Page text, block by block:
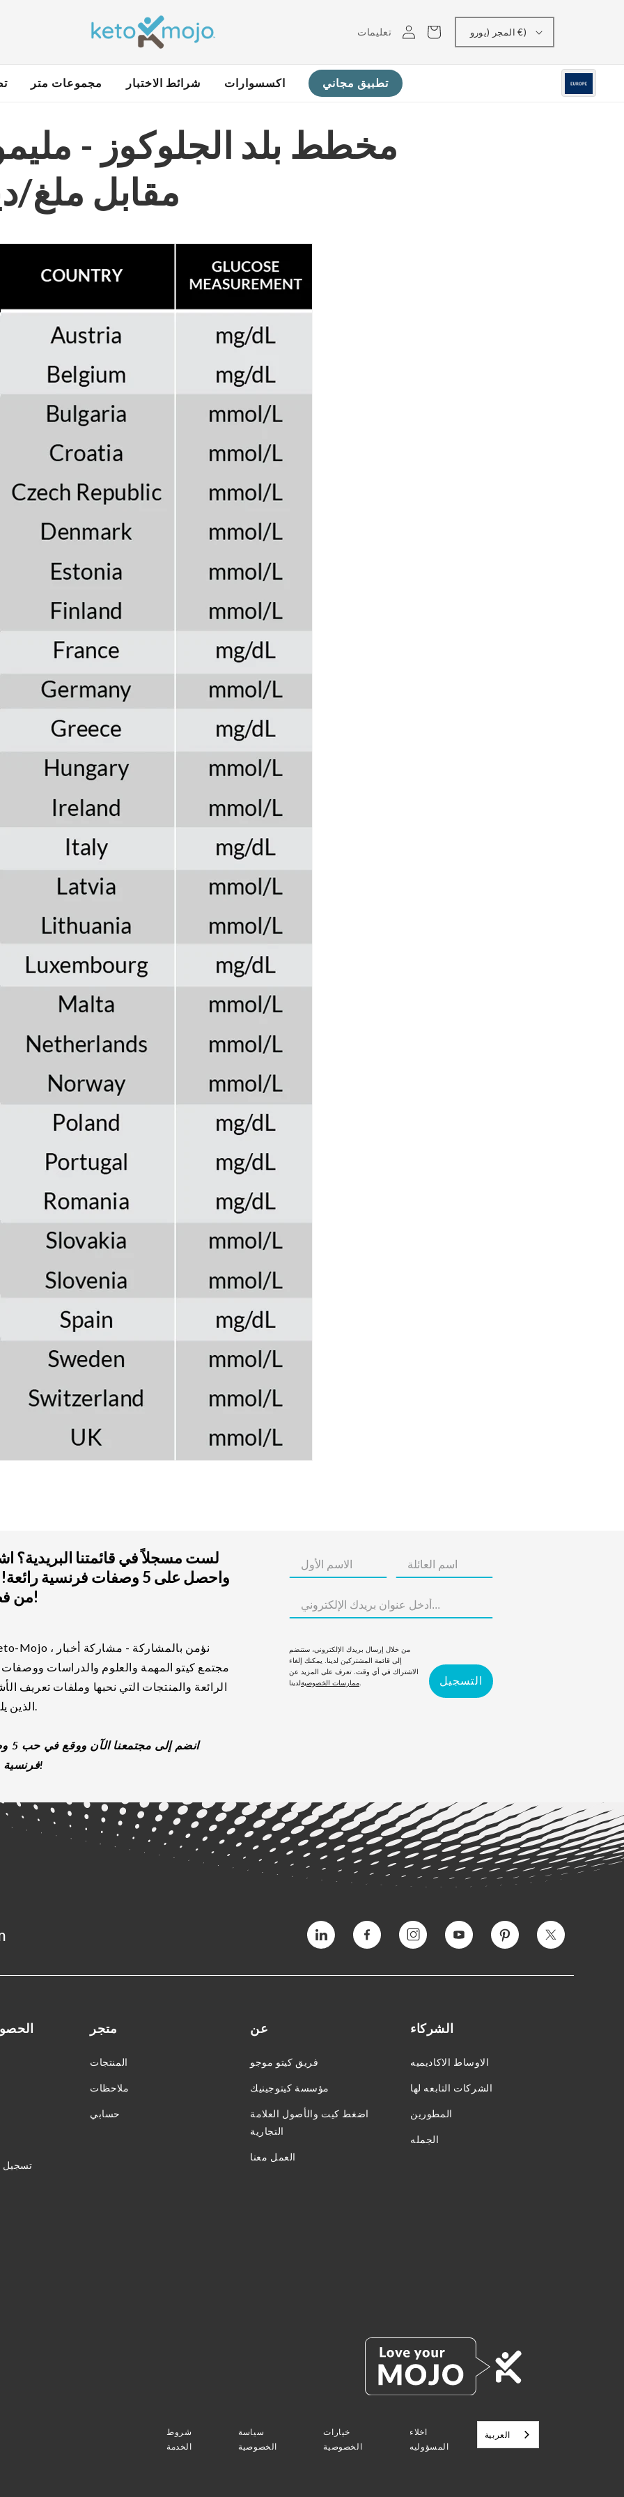
تعليمات
تسجيل
الدخول
عربه المجر (يورو €)
مجموعات متر شرائط الاختبار اكسسوارات تطبيق مجاني
مخطط بلد الجلوكوز -
مقابل ملغ/
لست مسجلاً في قائمتنا البريدية؟
واحصل على 5 وصفات فرنسية
من فضلك!
مجتمع كيتو المهمة والعلوم والدراسات ووصفات
الرائعة والمنتجات التي نحبها وملفات تعريف
الذين يلهموننا.
انضم
فرنسية جديدة!
من خلال إرسال بريدك الإلكتروني، ستنضم
إلى قائمة المشتركين لدينا. يمكنك إلغاء
الاشتراك في أي وقت. تعرف على المزيد عن
ممارسات الخصوصية
التسجيل
فيميو فيسبوك انستغرام يوتيوب بينتيريست التغريد
تسجيل
متجر
المنتجات
ملاحظات
حسابي
عن
فريق كيتو موجو
مؤسسة كيتوجينيك
اضغط كيت والأصول العلامة
التجارية
العمل معنا
الشركاء
الاوساط الاكاديميه
الشركات التابعه لها
المطورين
الجمله
شروط
الخدمة
سياسة
الخصوصية
خيارات
الخصوصية
اخلاء
المسؤوليه
العربية‏